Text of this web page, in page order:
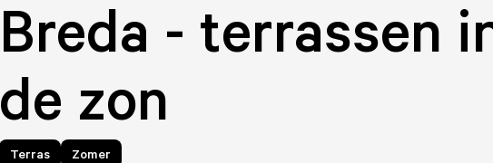
Breda - terrassen
de zon
Terras Zomer